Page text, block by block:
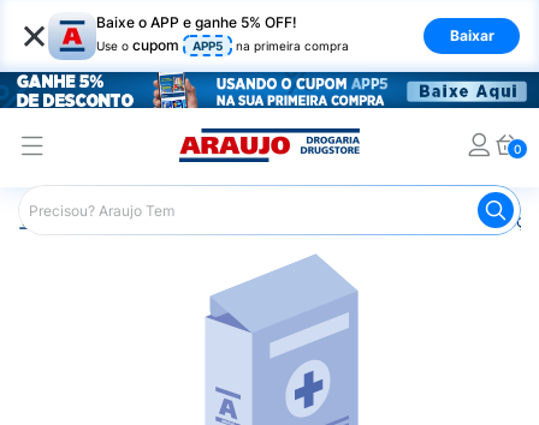
× Baixe o APP e ganhe 5% OFF!
Use o cupom APP5 na primeira compra
Baixar
0
Araujo Medicamentos Remédios para Alergias e